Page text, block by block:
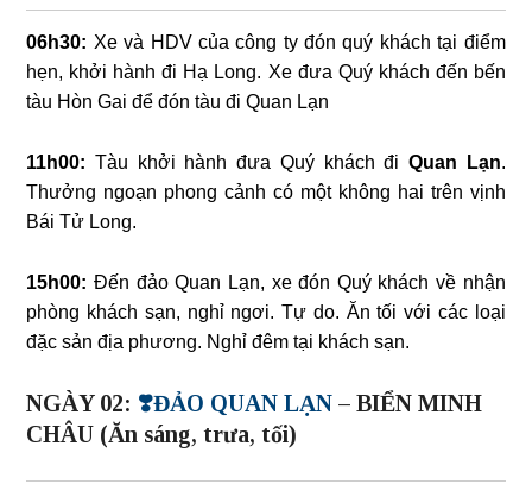
06h30: Xe và HDV của công ty đón quý khách tại điểm
hẹn, khởi hành đi Hạ Long. Xe đưa Quý khách đến bến
tàu Hòn Gai để đón tàu đi Quan Lạn
11h00:Tàu khởi hành đưa Quý khách đi Quan Lạn.
Thưởng ngoạn phong cảnh có một không hai trên vịnh
Bái Tử Long.
15h00: Đến đảo Quan Lạn, xe đón Quý khách về nhận
phòng khách sạn, nghỉ ngơi. Tự do. Ăn tối với các loại
đặc sản địa phương. Nghỉ đêm tại khách sạn.
NGÀY 02: ❣️ĐẢO QUAN LẠN – BIỂN MINH
CHÂU (Ăn sáng, trưa, tối)